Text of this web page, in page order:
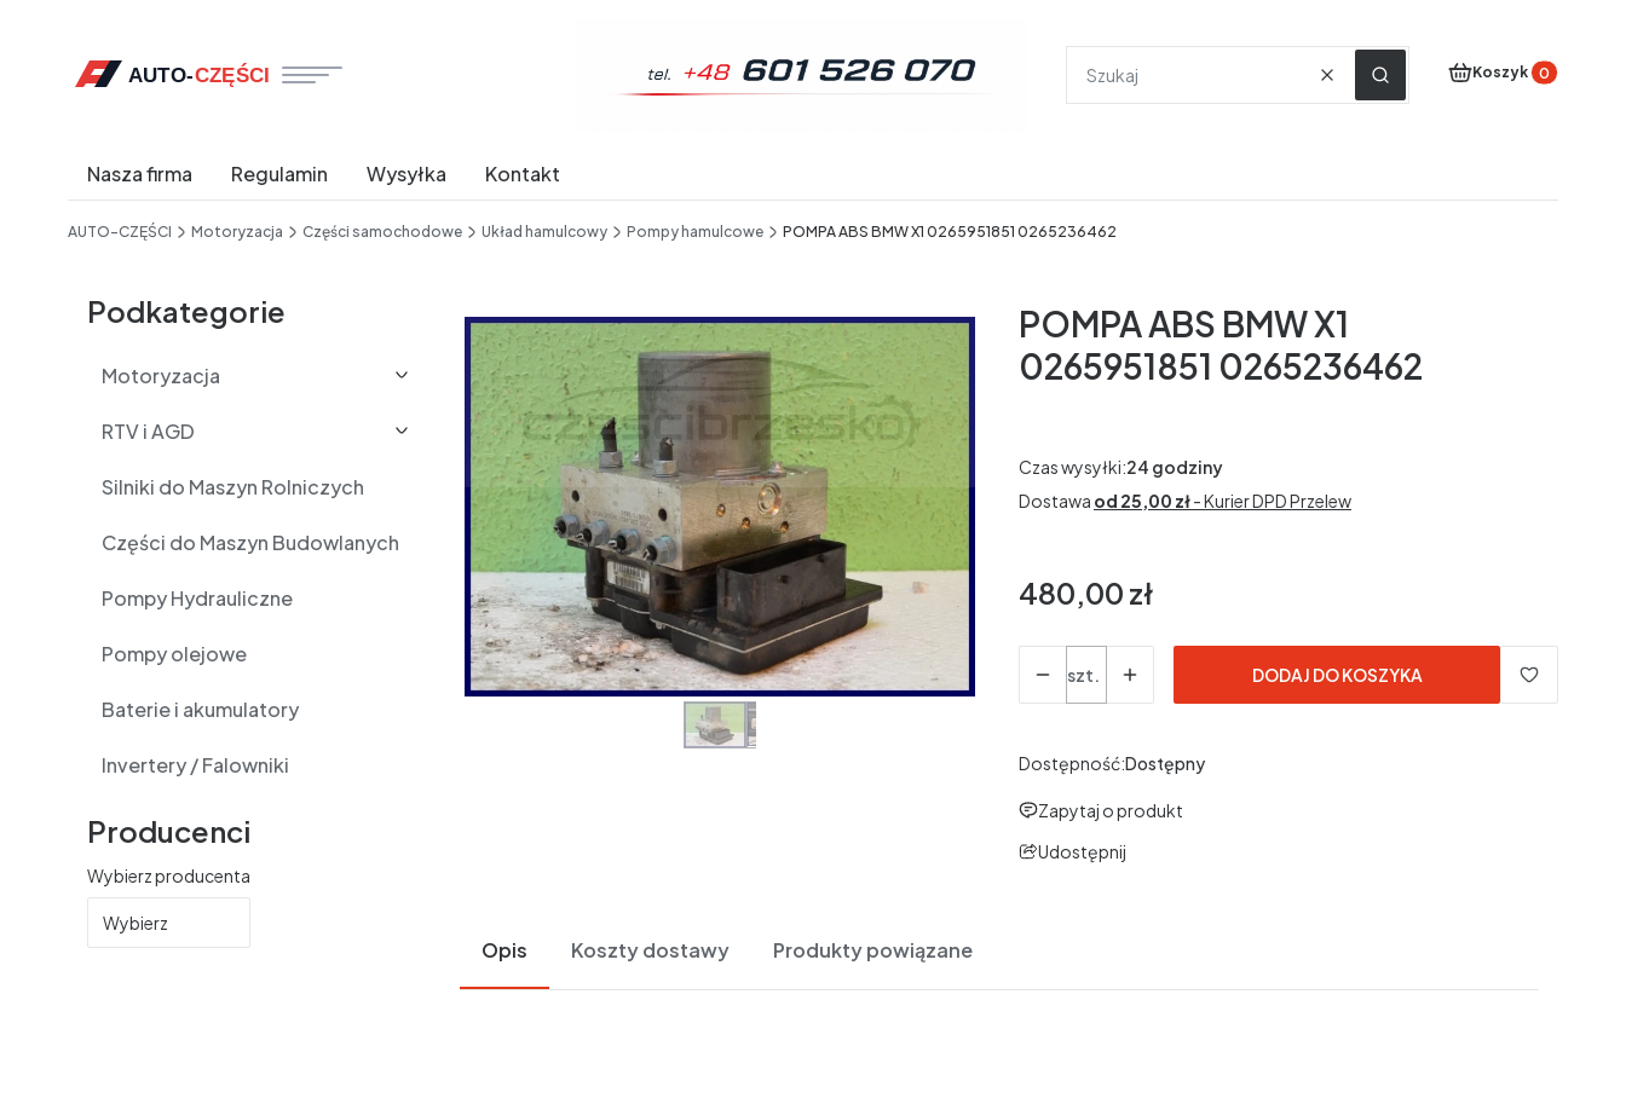
WyczyśćSzukaj
Produkty w
Koszyk
Nasza firma Regulamin Wysyłka
Kontakt
AUTO-CZĘŚCI Motoryzacja Części samochodowe Układ hamulcowy Pompy hamulcowe POMPA ABS BMW X1 0265951851 0265236462
Podkategorie
Motoryzacja
RTV i AGD
Silniki do Maszyn Rolniczych
Części do Maszyn Budowlanych
Pompy Hydrauliczne
Pompy olejowe
Baterie i akumulatory
Invertery / Falowniki
Producenci
Wybierz producenta
Wybierz
POMPA ABS BMW X1
0265951851 0265236462
Czas wysyłki:24 godziny
Dostawa od 25,00 zł- Kurier DPD Przelew
Cena
480,00 zł
szt.
DODAJ DO KOSZYKA
Dostępność:Dostępny
Zapytaj o produkt
Udostępnij
Opis Koszty dostawy Produkty powiązane